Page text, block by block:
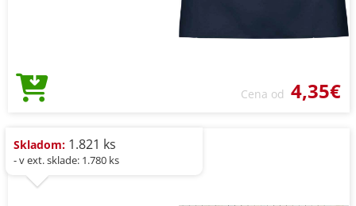
Cena od 4,35€
Skladom: 1.821 ks
- v ext. sklade: 1.780 ks